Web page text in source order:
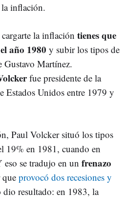
inflación.
la inflación tienes que
año 1980 y subir los tipos de
Gustavo Martínez.
fue presidente de la
Estados Unidos entre 1979 y
Paul Volcker situó los tipos
19% en 1981, cuando en
se tradujo en un frenazo
que provocó dos recesiones y
dio resultado: en 1983, la